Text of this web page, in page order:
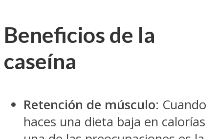
Beneficios de la
caseína
Retención de músculo: Cuando
haces una dieta baja en calorías